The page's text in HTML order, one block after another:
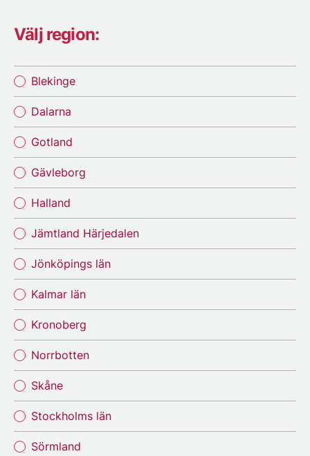
Välj region:
Blekinge
Dalarna
Gotland
Gävleborg
Halland
Jämtland Härjedalen
Jönköpings län
Kalmar län
Kronoberg
Norrbotten
Skåne
Stockholms län
Sörmland